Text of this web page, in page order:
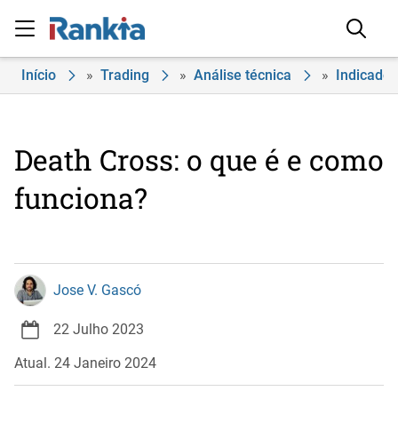
Início » Trading » Análise técnica »
Death Cross: o que é e como
funciona?
Jose V. Gascó
22 Julho 2023
Atual. 24 Janeiro 2024